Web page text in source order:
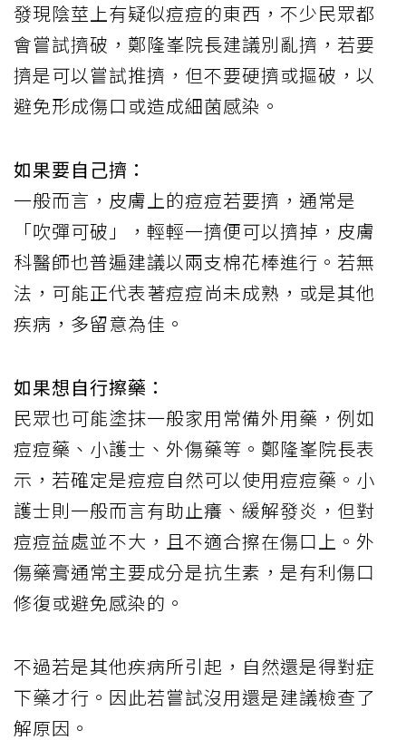
發現陰莖上有疑似痘痘的東西，不少民眾都
會嘗試擠破，鄭隆峯院長建議別亂擠，若要
擠是可以嘗試推擠，但不要硬擠或摳破，以
避免形成傷口或造成細菌感染。
如果要自己擠：
一般而言，皮膚上的痘痘若要擠，通常是
「吹彈可破」，輕輕一擠便可以擠掉，皮膚
科醫師也普遍建議以兩支棉花棒進行。若無
法，可能正代表著痘痘尚未成熟，或是其他
疾病，多留意為佳。
如果想自行擦藥：
民眾也可能塗抹一般家用常備外用藥，例如
痘痘藥、小護士、外傷藥等。鄭隆峯院長表
示，若確定是痘痘自然可以使用痘痘藥。小
護士則一般而言有助止癢、緩解發炎，但對
痘痘益處並不大，且不適合擦在傷口上。外
傷藥膏通常主要成分是抗生素，是有利傷口
修復或避免感染的。
不過若是其他疾病所引起，自然還是得對症
下藥才行。因此若嘗試沒用還是建議檢查了
解原因。